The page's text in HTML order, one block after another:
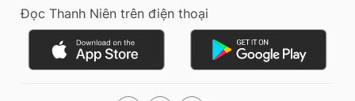
Đọc Thanh Niên trên điện thoại